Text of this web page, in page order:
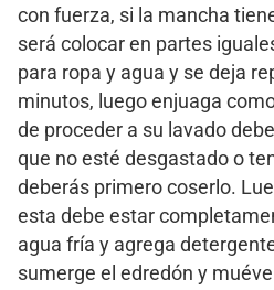
con fuerza, si la mancha
será colocar en partes
para ropa y agua y se deja
minutos, luego enjuaga
de proceder a su lavado
que no esté desgastado o
deberás primero coserlo.
esta debe estar
agua fría y agrega
sumerge el edredón y